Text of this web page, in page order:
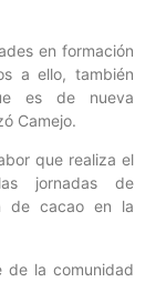
en formación
a ello, también
es de nueva
Camejo.
que realiza el
jornadas de
de cacao en la
de la comunidad